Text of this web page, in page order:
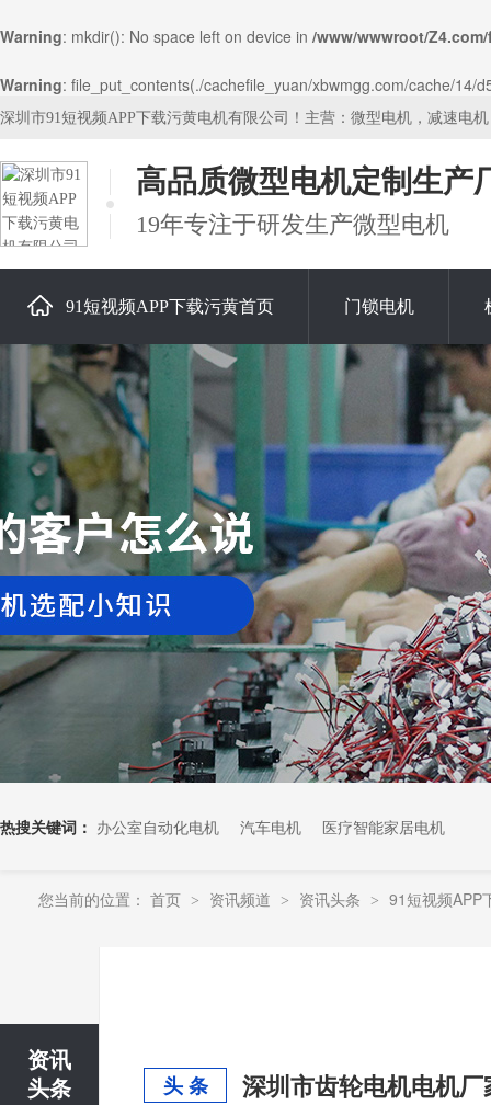
Warning: mkdir(): No space left on device in /www/wwwroot/
Warning: file_put_contents(./cachefile_yuan/xbwmgg.com/cache/
深圳市91短视频APP下载污黄电机有限公司！主营：微型电机，减速电
高品质微型电机定制生产
19年专注于研发生产微型电机
91短视频APP下载污黄首页 门锁电机
关于91短视频APP下载污黄
热搜关键词： 办公室自动化电机 汽车电机 医疗智能家居电机
您当前的位置： 首页 > 资讯频道 > 资讯头条 > 91短视频APP
头 条 深圳市齿轮电机电机
资讯
头条